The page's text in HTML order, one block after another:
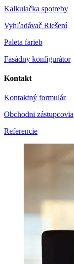
Kalkulačka spotreby
Vyhľadávač Riešení
Paleta farieb
Fasádny konfigurátor
Kontakt
Kontaktný formulár
Obchodni zástupcovia
Referencie